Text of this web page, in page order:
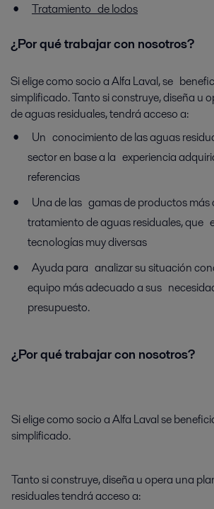
Tratamiento de lodos
¿Por qué trabajar con nosotros?
Si elige como socio a Alfa Laval, se
simplificado. Tanto si construye, diseña u
de aguas residuales, tendrá acceso a:
Un conocimiento de las aguas
sector en base a la experiencia
referencias
Una de las gamas de productos más
tratamiento de aguas residuales, que
tecnologías muy diversas
Ayuda para analizar su situación
equipo más adecuado a sus
presupuesto.
¿Por qué trabajar con nosotros?
Si elige como socio a Alfa Laval se
simplificado.
Tanto si construye, diseña u opera una
residuales tendrá acceso a: